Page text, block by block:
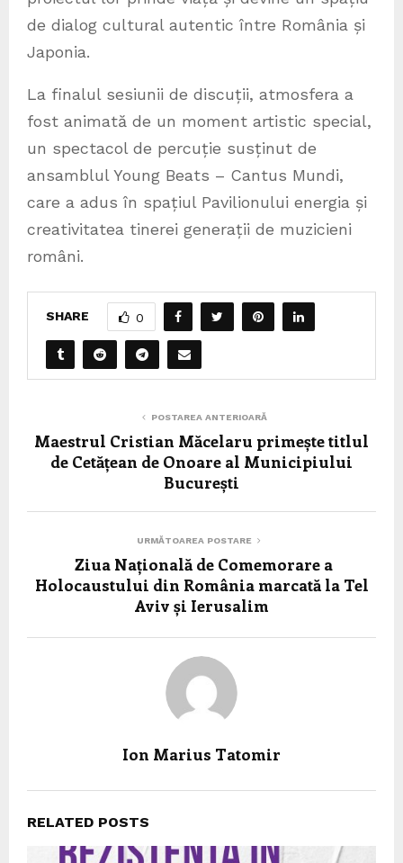
de dialog cultural autentic între România și
Japonia.
La finalul sesiunii de discuții, atmosfera a
fost animată de un moment artistic special,
un spectacol de percuție susținut de
ansamblul Young Beats – Cantus Mundi,
care a adus în spațiul Pavilionului energia și
creativitatea tinerei generații de muzicieni
români.
SHARE 0
POSTAREA ANTERIOARĂ
Maestrul Cristian Măcelaru primește titlul
de Cetățean de Onoare al Municipiului
București
URMĂTOAREA POSTARE
Ziua Națională de Comemorare a
Holocaustului din România marcată la Tel
Aviv și Ierusalim
Ion Marius Tatomir
RELATED POSTS